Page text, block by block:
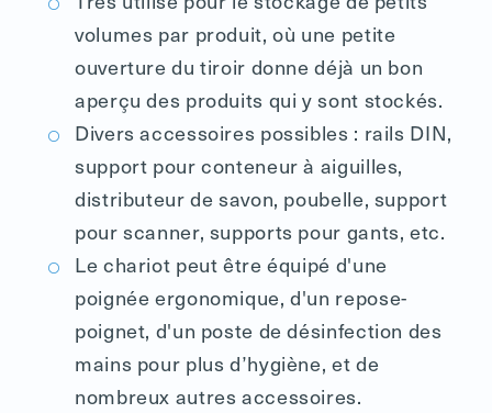
volumes par produit, où une petite
ouverture du tiroir donne déjà un bon
aperçu des produits qui y sont stockés.
Divers accessoires possibles : rails DIN,
support pour conteneur à aiguilles,
distributeur de savon, poubelle, support
pour scanner, supports pour gants, etc.
Le chariot peut être équipé d'une
poignée ergonomique, d'un repose-
poignet, d'un poste de désinfection des
mains pour plus d’hygiène, et de
nombreux autres accessoires.